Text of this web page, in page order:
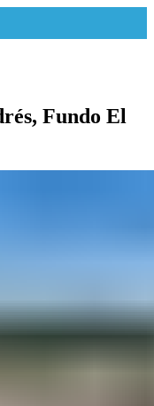
Fundo El